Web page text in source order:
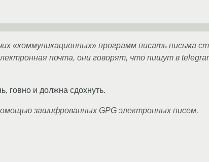
«коммуникационных» программ писать письма
почта, они говорят, что пишут в
говно и должна сдохнуть.
зашифрованных GPG электронных писем.